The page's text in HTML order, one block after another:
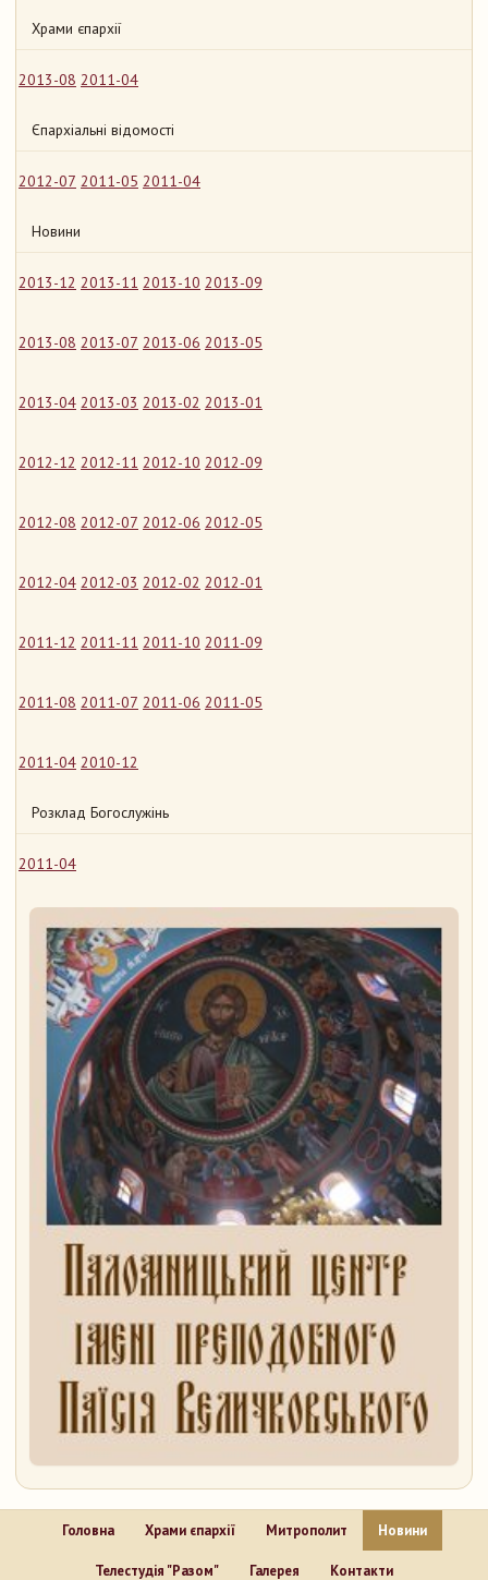
Храми єпархії
2013-08 2011-04
Єпархіальні відомості
2012-07 2011-05 2011-04
Новини
2013-12 2013-11 2013-10 2013-09
2013-08 2013-07 2013-06 2013-05
2013-04 2013-03 2013-02 2013-01
2012-12 2012-11 2012-10 2012-09
2012-08 2012-07 2012-06 2012-05
2012-04 2012-03 2012-02 2012-01
2011-12 2011-11 2011-10 2011-09
2011-08 2011-07 2011-06 2011-05
2011-04 2010-12
Розклад Богослужінь
2011-04
Головна Храми єпархії Митрополит Новини
Телестудія "Разом" Галерея Контакти